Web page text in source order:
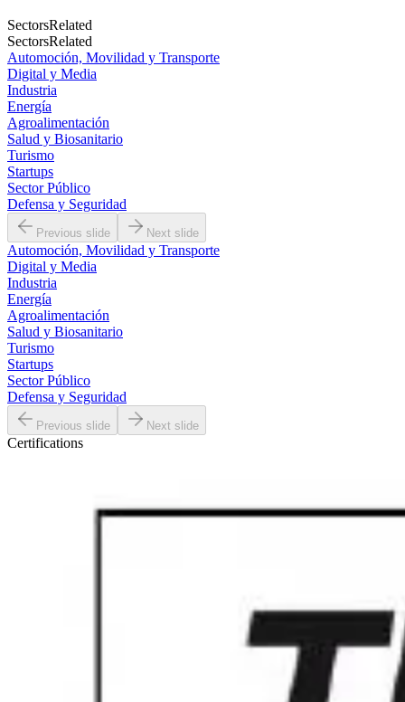
SectorsRelated
SectorsRelated
Automoción, Movilidad y Transporte
Digital y Media
Industria
Energía
Agroalimentación
Salud y Biosanitario
Turismo
Startups
Sector Público
Defensa y Seguridad
Previous slide Next slide
Automoción, Movilidad y Transporte
Digital y Media
Industria
Energía
Agroalimentación
Salud y Biosanitario
Turismo
Startups
Sector Público
Defensa y Seguridad
Previous slide Next slide
Certifications